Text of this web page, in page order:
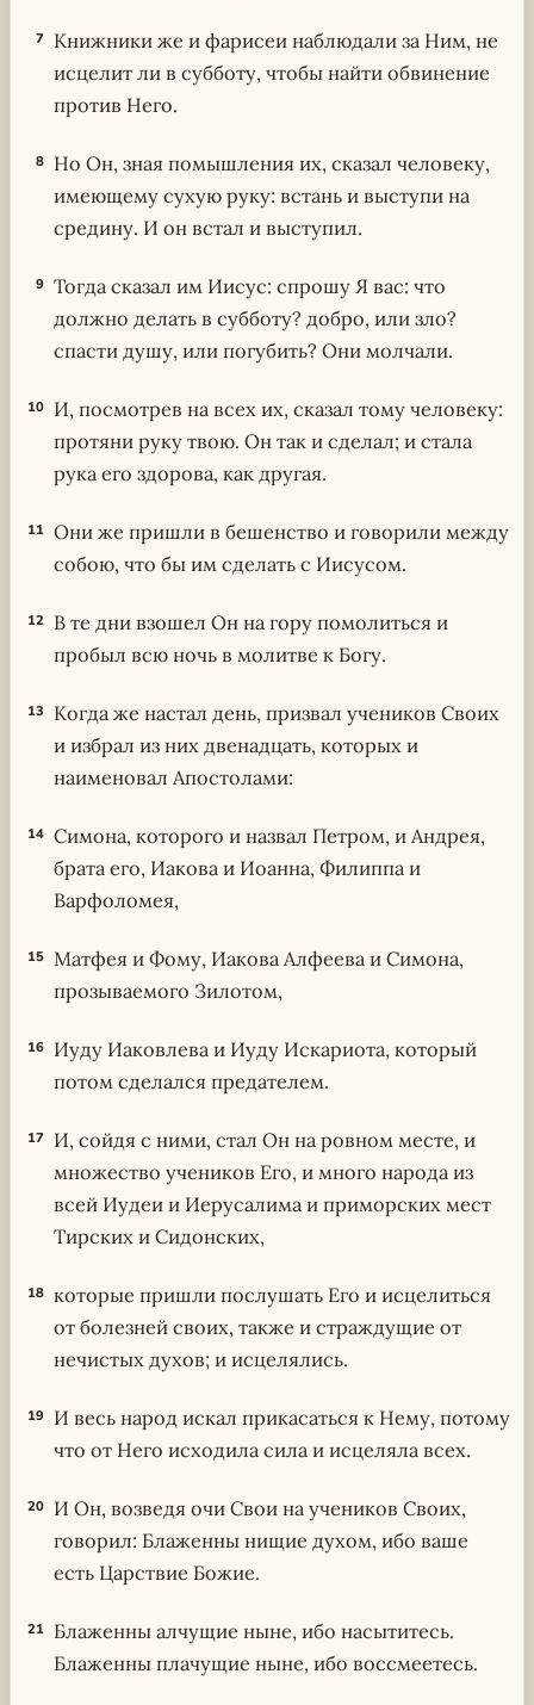
7 Книжники же и фарисеи наблюдали за Ним, не
исцелит ли в субботу, чтобы найти обвинение
против Него.
8 Но Он, зная помышления их, сказал человеку,
имеющему сухую руку: встань и выступи на
средину. И он встал и выступил.
9 Тогда сказал им Иисус: спрошу Я вас: что
должно делать в субботу? добро, или зло?
спасти душу, или погубить? Они молчали.
10 И, посмотрев на всех их, сказал тому человеку:
протяни руку твою. Он так и сделал; и стала
рука его здорова, как другая.
11 Они же пришли в бешенство и говорили между
собою, что бы им сделать с Иисусом.
12 В те дни взошел Он на гору помолиться и
пробыл всю ночь в молитве к Богу.
13
Когда же настал день, призвал учеников Своих
и избрал из них двенадцать, которых и
наименовал Апостолами:
14 Симона, которого и назвал Петром, и Андрея,
брата его, Иакова и Иоанна, Филиппа и
Варфоломея,
15 Матфея и Фому, Иакова Алфеева и Симона,
прозываемого Зилотом,
16 Иуду Иаковлева и Иуду Искариота, который
потом сделался предателем.
17 И, сойдя с ними, стал Он на ровном месте, и
множество учеников Его, и много народа из
всей Иудеи и Иерусалима и приморских мест
Тирских и Сидонских,
18 которые пришли послушать Его и исцелиться
от болезней своих, также и страждущие от
нечистых духов; и исцелялись.
19 И весь народ искал прикасаться к Нему, потому
что от Него исходила сила и исцеляла всех.
20 И Он, возведя очи Свои на учеников Своих,
говорил: Блаженны нищие духом, ибо ваше
есть Царствие Божие.
21 Блаженны алчущие ныне, ибо насытитесь.
Блаженны плачущие ныне, ибо воссмеетесь.